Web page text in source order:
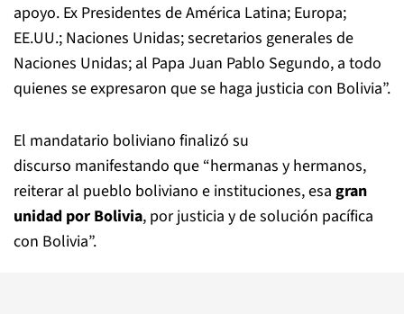
apoyo. Ex Presidentes de América Latina; Europa;
EE.UU.; Naciones Unidas; secretarios generales de
Naciones Unidas; al Papa Juan Pablo Segundo, a todo
quienes se expresaron que se haga justicia con Bolivia”.
El mandatario boliviano finalizó su
discurso manifestando que “hermanas y hermanos,
reiterar al pueblo boliviano e instituciones, esa gran
unidad por Bolivia, por justicia y de solución pacífica
con Bolivia”.